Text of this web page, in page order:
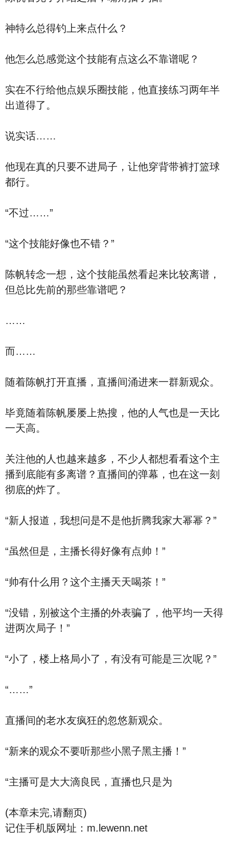
神特么总得钓上来点什么？
他怎么总感觉这个技能有点这么不靠谱呢？
实在不行给他点娱乐圈技能，他直接练习两年半
出道得了。
说实话……
他现在真的只要不进局子，让他穿背带裤打篮球
都行。
“不过……”
“这个技能好像也不错？”
陈帆转念一想，这个技能虽然看起来比较离谱，
但总比先前的那些靠谱吧？
……
而……
随着陈帆打开直播，直播间涌进来一群新观众。
毕竟随着陈帆屡屡上热搜，他的人气也是一天比
一天高。
关注他的人也越来越多，不少人都想看看这个主
播到底能有多离谱？直播间的弹幕，也在这一刻
彻底的炸了。
“新人报道，我想问是不是他折腾我家大幂幂？”
“虽然但是，主播长得好像有点帅！”
“帅有什么用？这个主播天天喝茶！”
“没错，别被这个主播的外表骗了，他平均一天得
进两次局子！”
“小了，楼上格局小了，有没有可能是三次呢？”
“……”
直播间的老水友疯狂的忽悠新观众。
“新来的观众不要听那些小黑子黑主播！”
“主播可是大大滴良民，直播也只是为
(本章未完,请翻页)
记住手机版网址：m.lewenn.net